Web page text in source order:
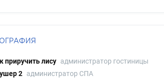
приручить лису администратор гостиницы
2 администратор СПА